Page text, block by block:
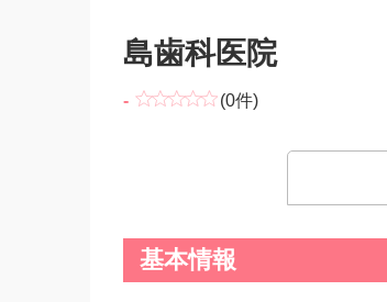
島歯科医院
- (0件)
基本情報